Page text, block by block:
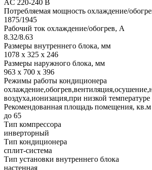
AC 220-240 В
Потребляемая мощность охлаждение/
1875/1945
Рабочий ток охлаждение/обогрев, А
8.32/8.63
Размеры внутреннего блока, мм
1078 х 325 х 246
Размеры наружного блока, мм
963 х 700 х 396
Режимы работы кондиционера
воздуха,ионизация,при низкой
Рекомендованная площадь помещения, кв.м
до 65
Тип компрессора
инверторный
Тип кондиционера
сплит-система
Тип установки внутреннего блока
настенная